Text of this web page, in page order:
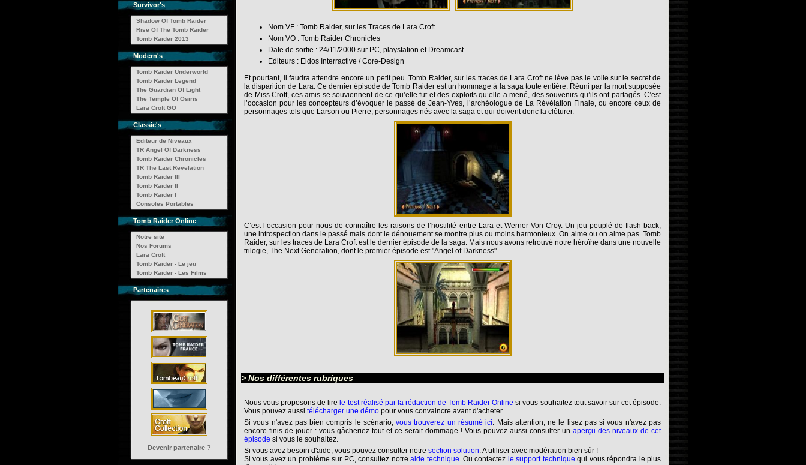
Survivor's
Shadow Of Tomb Raider
Rise Of The Tomb Raider
Tomb Raider 2013
Modern's
Tomb Raider Underworld
Tomb Raider Legend
The Guardian Of Light
The Temple Of Osiris
Lara Croft GO
Classic's
Editeur de Niveaux
TR Angel Of Darkness
Tomb Raider Chronicles
TR The Last Revelation
Tomb Raider III
Tomb Raider II
Tomb Raider I
Consoles Portables
Tomb Raider Online
Notre site
Nos Forums
Lara Croft
Tomb Raider - Le jeu
Tomb Raider - Les Films
Partenaires
Devenir partenaire ?
Nom VF : Tomb Raider, sur les Traces de Lara Croft
Nom VO : Tomb Raider Chronicles
Date de sortie : 24/11/2000 sur PC, playstation et Dreamcast
Editeurs : Eidos Interractive / Core-Design
Et pourtant, il faudra attendre encore un petit peu. Tomb Raider, sur les traces de Lara Croft ne lève pas le voile sur le secret de
la disparition de Lara. Ce dernier épisode de Tomb Raider est un hommage à la saga toute entière. Réuni par la mort supposée
de Miss Croft, ces amis se souviennent de ce qu’elle fut et des exploits qu’elle a mené, des souvenirs qu’ils ont partagés. C’est
l’occasion pour les concepteurs d’évoquer le passé de Jean-Yves, l’archéologue de La Révélation Finale, ou encore ceux de
personnages tels que Larson ou Pierre, personnages nés avec la saga et qui doivent donc la clôturer.
C’est l’occasion pour nous de connaître les raisons de l’hostilité entre Lara et Werner Von Croy. Un jeu peuplé de flash-back,
une introspection dans le passé mais dont le dénouement se montre plus ou moins harmonieux. On aime ou on aime pas. Tomb
Raider, sur les traces de Lara Croft est le dernier épisode de la saga. Mais nous avons retrouvé notre héroïne dans une nouvelle
trilogie, The Next Generation, dont le premier épisode est "Angel of Darkness".
> Nos différentes rubriques
Nous vous proposons de lire le test réalisé par la rédaction de Tomb Raider Online si vous souhaitez tout savoir sur cet épisode.
Vous pouvez aussi télécharger une démo pour vous convaincre avant d'acheter.
Si vous n'avez pas bien compris le scénario,vous trouverez un résumé ici. Mais attention, ne le lisez pas si vous n'avez pas
encore finis de jouer : vous gâcheriez tout et ce serait dommage ! Vous pouvez aussi consulter un aperçu des niveaux de cet
épisode si vous le souhaitez.
Si vous avez besoin d'aide, vous pouvez consulter notre section solution. A utiliser avec modération bien sûr !
Si vous avez un problème sur PC, consultez notreaide technique. Ou contactez le support technique qui vous répondra le plus